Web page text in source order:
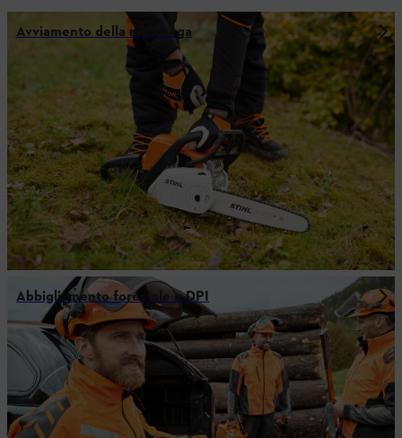
Avviamento della motosega
Abbigliamento forestale e DPI